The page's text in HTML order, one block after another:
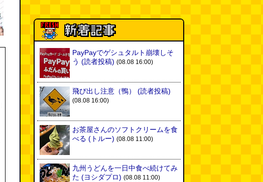
PayPayでゲシュタルト崩壊しそ
う (読者投稿) (08.08 16:00)
飛び出し注意（鴨） (読者投稿)
(08.08 16:00)
お茶屋さんのソフトクリームを食
べる (トルー) (08.08 11:00)
九州うどんを一日中食べ続けてみ
た (ヨシダプロ) (08.08 11:00)